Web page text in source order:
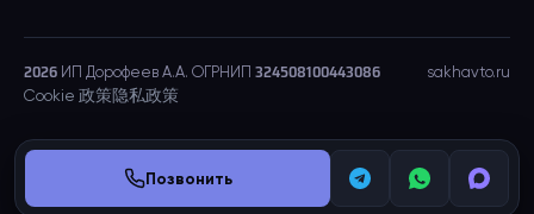
Позвонить
2026 ИП Дорофеев А.А. ОГРНИП 324508100443086 sakhavto.ru
Cookie 政策 隐私政策